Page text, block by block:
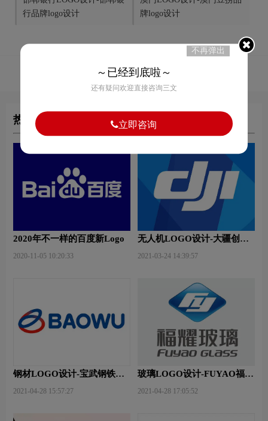
行品牌logo设计
牌logo设计
51 赞
热门文章
2020年不一样的百度新Logo
2020-11-05 10:20:33
无人机LOGO设计-大疆创新
2021-03-24 14:39:57
钢材LOGO设计-宝武钢铁品
2021-04-28 15:57:27
玻璃LOGO设计-FUYAO福耀
2021-04-28 17:05:52
不再弹出
～已经到底啦～
还有疑问欢迎直接咨询三文
立即咨询